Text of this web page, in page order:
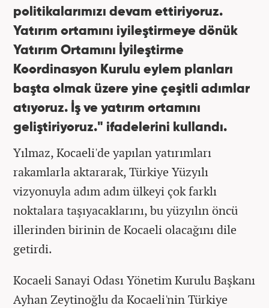
politikalarımızı devam ettiriyoruz.
Yatırım ortamını iyileştirmeye dönük
Yatırım Ortamını İyileştirme
Koordinasyon Kurulu eylem planları
başta olmak üzere yine çeşitli adımlar
atıyoruz. İş ve yatırım ortamını
geliştiriyoruz." ifadelerini kullandı.
Yılmaz, Kocaeli'de yapılan yatırımları
rakamlarla aktararak, Türkiye Yüzyılı
vizyonuyla adım adım ülkeyi çok farklı
noktalara taşıyacaklarını, bu yüzyılın öncü
illerinden birinin de Kocaeli olacağını dile
getirdi.
Kocaeli Sanayi Odası Yönetim Kurulu Başkanı
Ayhan Zeytinoğlu da Kocaeli'nin Türkiye